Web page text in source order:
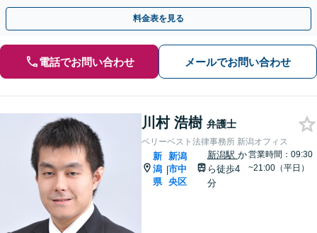
月100名以上の相談実績】【新潟エリア対応】
料金表を見る
電話でお問い合わせ メールでお問い合わせ
川村 浩樹 弁護士
ベリーベスト法律事務所 新潟オフィス
新
潟
県
|
新潟
市中
央区
新潟駅 か
ら徒歩4
分
営業時間：09:30
~21:00（平日）